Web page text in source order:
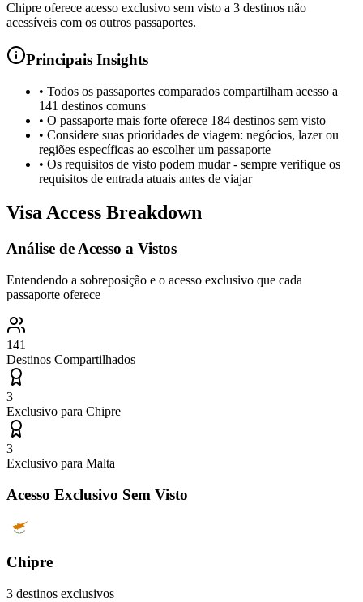
Chipre oferece acesso exclusivo sem visto a 3 destinos não
acessíveis com os outros passaportes.
Principais Insights
• Todos os passaportes comparados compartilham acesso a
141 destinos comuns
• O passaporte mais forte oferece 184 destinos sem visto
• Considere suas prioridades de viagem: negócios, lazer ou
regiões específicas ao escolher um passaporte
• Os requisitos de visto podem mudar - sempre verifique os
requisitos de entrada atuais antes de viajar
Visa Access Breakdown
Análise de Acesso a Vistos
Entendendo a sobreposição e o acesso exclusivo que cada
passaporte oferece
141
Destinos Compartilhados
3
Exclusivo para Chipre
3
Exclusivo para Malta
Acesso Exclusivo Sem Visto
Chipre
3 destinos exclusivos